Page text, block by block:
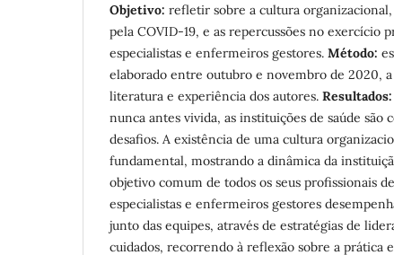
Objetivo: refletir sobre a cultura
pela COVID-19, e as repercussões no exercício
especialistas e enfermeiros gestores. Método:
elaborado entre outubro e novembro de 2020,
literatura e experiência dos autores. Resultados:
nunca antes vivida, as instituições de saúde são
desafios. A existência de uma cultura
fundamental, mostrando a dinâmica da
objetivo comum de todos os seus profissionais
especialistas e enfermeiros gestores
junto das equipes, através de estratégias de
cuidados, recorrendo à reflexão sobre a prática